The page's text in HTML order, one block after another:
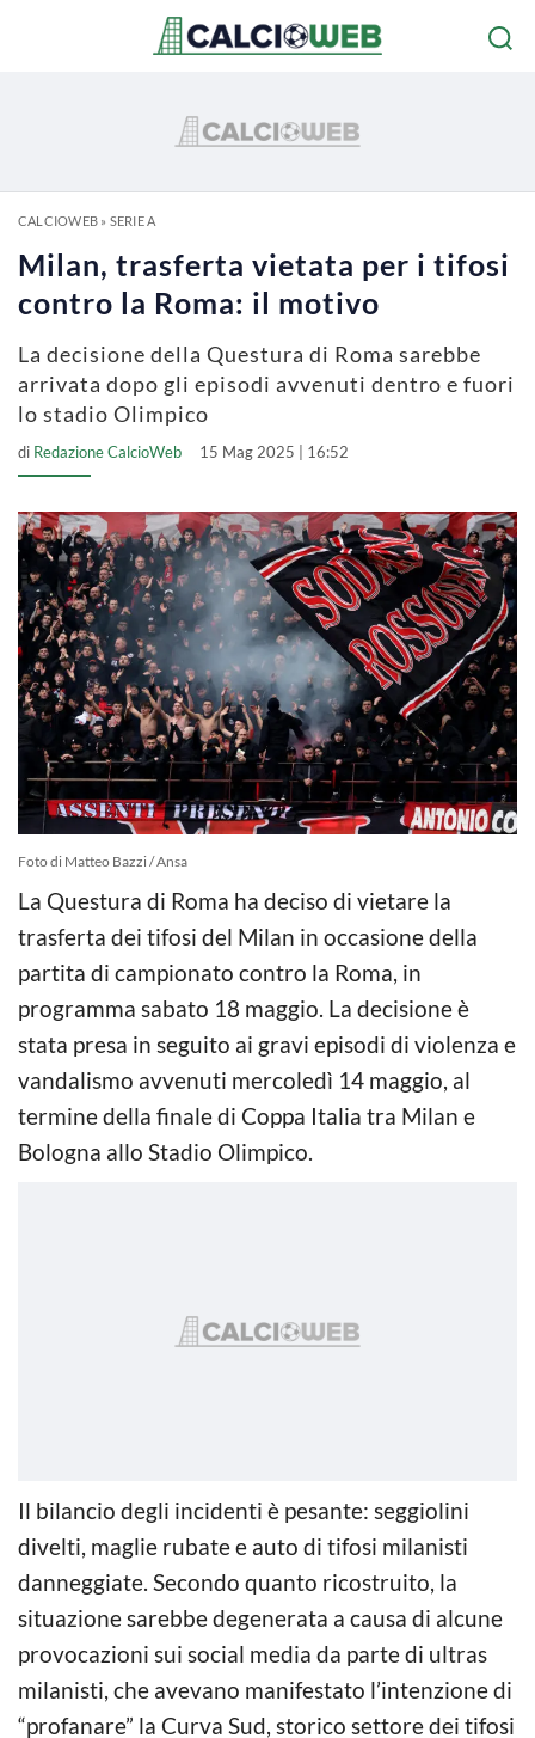
CALCIOWEB» SERIE A
Milan, trasferta vietata per i tifosi
contro la Roma: il motivo
La decisione della Questura di Roma sarebbe
arrivata dopo gli episodi avvenuti dentro e fuori
lo stadio Olimpico
di Redazione CalcioWeb 15 Mag 2025 | 16:52
Foto di Matteo Bazzi / Ansa
La Questura di Roma ha deciso di vietare la
trasferta dei tifosi del Milan in occasione della
partita di campionato contro la Roma, in
programma sabato 18 maggio. La decisione è
stata presa in seguito ai gravi episodi di violenza e
vandalismo avvenuti mercoledì 14 maggio, al
termine della finale di Coppa Italia tra Milan e
Bologna allo Stadio Olimpico.
Il bilancio degli incidenti è pesante: seggiolini
divelti, maglie rubate e auto di tifosi milanisti
danneggiate. Secondo quanto ricostruito, la
situazione sarebbe degenerata a causa di alcune
provocazioni sui social media da parte di ultras
milanisti, che avevano manifestato l’intenzione di
“profanare” la Curva Sud, storico settore dei tifosi